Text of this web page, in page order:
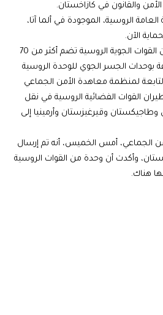
والقانون في كازاخستان.
الروسية، الموجودة في ألما آتا،
الآن.
وتابع البيان، “إن مجموعة من القوات الجوية الروسية تضم أكثر من 70
بوحدات الجسر الجوي للوحدة الروسية
لمنظمة معاهدة الأمن الجماعي
القوات الفضائية الروسية في نقل
وقيرغيزستان وأرمينيا إلى
الجماعي، أمس الخميس، أنه تم إرسال
وأكدت أن وحدة من القوات الروسية
هناك.